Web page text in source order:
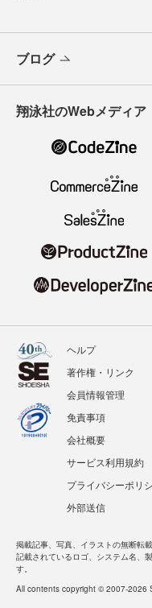
ブログ
翔泳社のWebメディア
ヘルプ
著作権・リンク
会員情報管理
免責事項
会社概要
サービス利用規約
プライバシーポリ
外部送信
掲載記事、写真、イラストの無断転載
記載されているロゴ、システム名、
す。
All contents copyright © 2007-2026